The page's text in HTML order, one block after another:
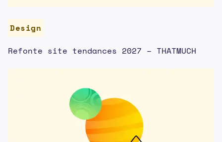
Design
Refonte site tendances 2027 – THATMUCH